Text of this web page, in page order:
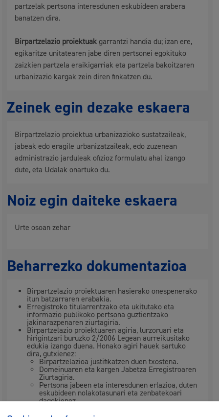
partzelak pertsona interesdunen eskubideen arabera
banatzen dira.
Birpartzelazio proiektuakgarrantzi handia du; izan ere,
egikaritze unitatearen jabe diren pertsonei egokituko
zaizkien partzela eraikigarriak eta partzela bakoitzaren
urbanizazio kargak zein diren finkatzen du.
Zeinek egin dezake eskaera
Birpartzelazio proiektua urbanizazioko sustatzaileak,
jabeak edo eragile urbanizatzaileak, edo zuzenean
administrazio jarduleak ofizioz formulatu ahal izango
dute, eta Udalak onartuko du.
Noiz egin daiteke eskaera
Urte osoan zehar
Beharrezko dokumentazioa
Birpartzelazio proiektuaren hasierako onespenerako
itun batzarraren erabakia.
Erregistroko titularrentzako eta ukitutako eta
informazio publikoko pertsona guztientzako
jakinarazpenaren ziurtagiria.
Birpartzelazio proiektuaren agiria, lurzoruari eta
hirigintzari buruzko 2/2006 Legean aurreikusitako
edukia izango duena. Honako agiri hauek sartuko
dira, gutxienez:
Birpartzelazioa justifikatzen duen txostena.
Domeinuaren eta kargen Jabetza Erregistroaren
Ziurtagiria.
Pertsona jabeen eta interesdunen erlazioa, duten
eskubideen nolakotasunari eta zenbatekoari
dagokienez.